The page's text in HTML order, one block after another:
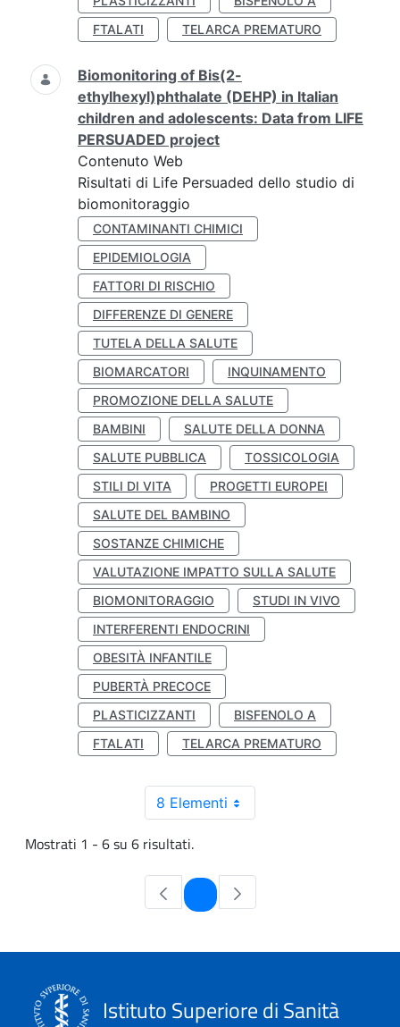
FTALATI
TELARCA PREMATURO
Biomonitoring of Bis(2-
ethylhexyl)phthalate (DEHP) in Italian
children and adolescents: Data from LIFE
PERSUADED project
Contenuto Web
Risultati di Life Persuaded dello studio di
biomonitoraggio
CONTAMINANTI CHIMICI
EPIDEMIOLOGIA
FATTORI DI RISCHIO
DIFFERENZE DI GENERE
TUTELA DELLA SALUTE
BIOMARCATORI
INQUINAMENTO
PROMOZIONE DELLA SALUTE
BAMBINI
SALUTE DELLA DONNA
SALUTE PUBBLICA
TOSSICOLOGIA
STILI DI VITA
PROGETTI EUROPEI
SALUTE DEL BAMBINO
SOSTANZE CHIMICHE
VALUTAZIONE IMPATTO SULLA SALUTE
BIOMONITORAGGIO
STUDI IN VIVO
INTERFERENTI ENDOCRINI
OBESITÀ INFANTILE
PUBERTÀ PRECOCE
PLASTICIZZANTI
BISFENOLO A
FTALATI
TELARCA PREMATURO
8 Elementi
Mostrati 1 - 6 su 6 risultati.
Pagina
Istituto Superiore di Sanità